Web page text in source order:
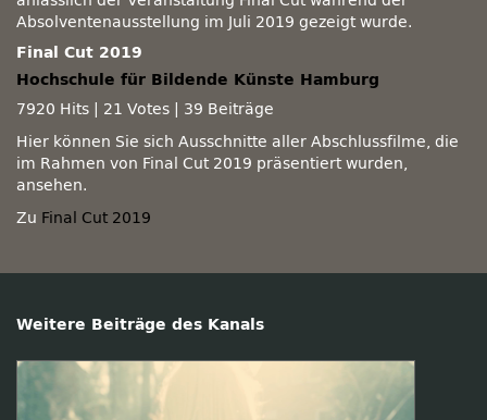
Absolventenausstellung im Juli 2019 gezeigt wurde.
Final Cut 2019
Hochschule für Bildende Künste Hamburg
7920 Hits
21 Votes
39 Beiträge
Hier können Sie sich Ausschnitte aller Abschlussfilme, die
im Rahmen von Final Cut 2019 präsentiert wurden,
ansehen.
Zu Final Cut 2019
Weitere Beiträge des Kanals